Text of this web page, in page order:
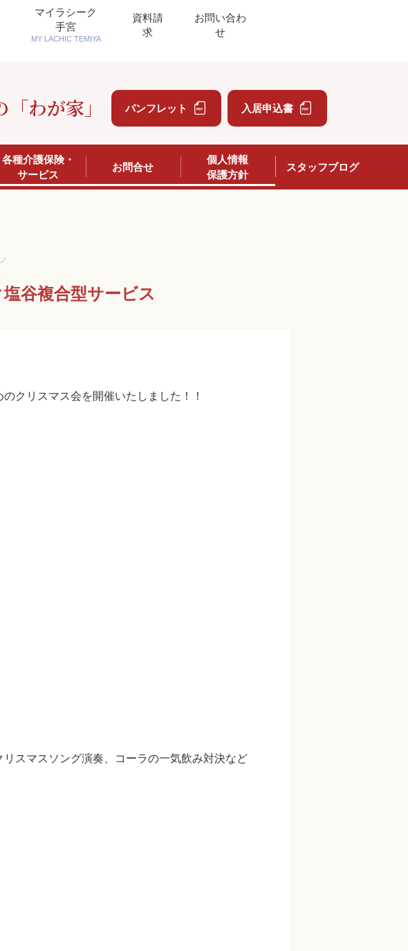
マイラシーク
手宮
MY LACHIC TEMIYA
資料請
求
お問い合わ
せ
わが家」 パンフレット 入居申込書
各種介護保険・
サービス
お問合せ
個人情報
保護方針
スタッフブログ
谷複合型サービス
クリスマス会を開催いたしました！！
スマスソング演奏、コーラの一気飲み対決など